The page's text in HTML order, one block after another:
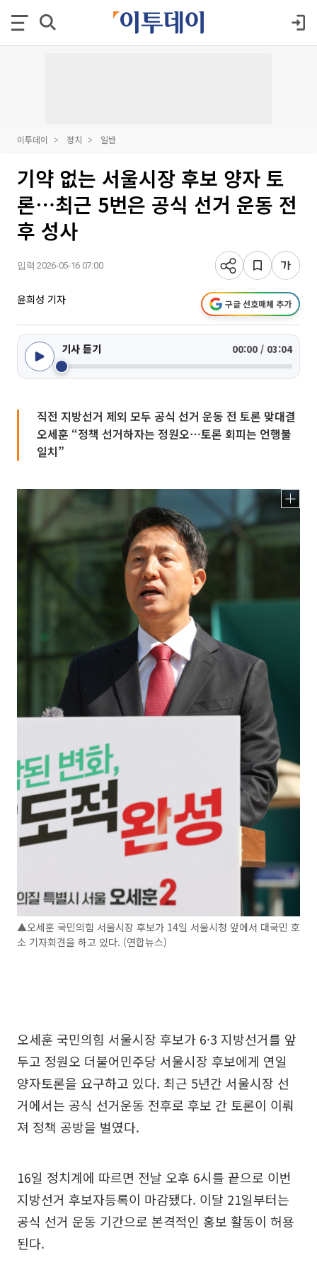
이투데이 정치 일반
기약 없는 서울시장 후보 양자 토
론⋯최근 5번은 공식 선거 운동 전
후 성사
입력 2026-05-16 07:00
윤희성 기자 구글 선호매체 추가
기사 듣기 00:00 / 03:04
직전 지방선거 제외 모두 공식 선거 운동 전 토론 맞대결
오세훈 “정책 선거하자는 정원오⋯토론 회피는 언행불
일치”
▲오세훈 국민의힘 서울시장 후보가 14일 서울시청 앞에서 대국민 호
소 기자회견을 하고 있다. (연합뉴스)
오세훈 국민의힘 서울시장 후보가 6·3 지방선거를 앞
두고 정원오 더불어민주당 서울시장 후보에게 연일
양자토론을 요구하고 있다. 최근 5년간 서울시장 선
거에서는 공식 선거운동 전후로 후보 간 토론이 이뤄
져 정책 공방을 벌였다.
16일 정치계에 따르면 전날 오후 6시를 끝으로 이번
지방선거 후보자등록이 마감됐다. 이달 21일부터는
공식 선거 운동 기간으로 본격적인 홍보 활동이 허용
된다.